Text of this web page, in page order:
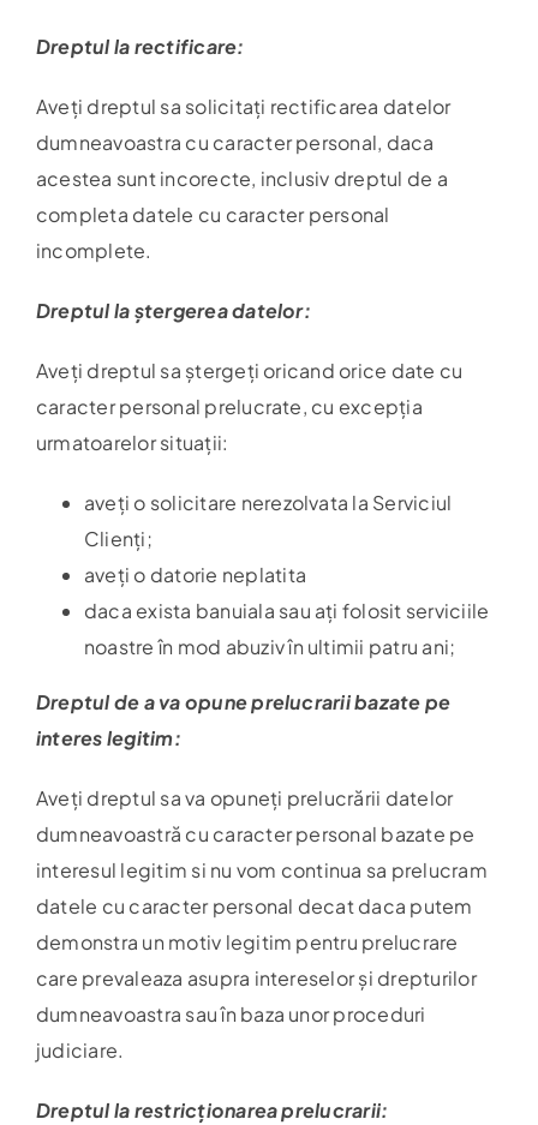
Dreptul la rectificare:
Aveți dreptul sa solicitați rectificarea datelor
dumneavoastra cu caracter personal, daca
acestea sunt incorecte, inclusiv dreptul de a
completa datele cu caracter personal
incomplete.
Dreptul la ștergerea datelor:
Aveți dreptul sa ștergeți oricand orice date cu
caracter personal prelucrate, cu excepția
urmatoarelor situații:
aveți o solicitare nerezolvata la Serviciul
Clienți;
aveți o datorie neplatita
daca exista banuiala sau ați folosit serviciile
noastre în mod abuziv în ultimii patru ani;
Dreptul de a va opune prelucrarii bazate pe
interes legitim:
Aveți dreptul sa va opuneți prelucrării datelor
dumneavoastră cu caracter personal bazate pe
interesul legitim si nu vom continua sa prelucram
datele cu caracter personal decat daca putem
demonstra un motiv legitim pentru prelucrare
care prevaleaza asupra intereselor și drepturilor
dumneavoastra sau în baza unor proceduri
judiciare.
Dreptul la restricționarea prelucrarii: